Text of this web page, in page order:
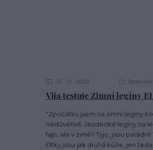
Vija testuje Zimní legíny
25 01 2023
"Zpočátku jsem na zimní legíny
nedůvěřivě. Jezdecké legíny na
fajn, ale v zimě? Tyjo, jsou parádní!
Eltky jsou jak druhá kůže, jen teda